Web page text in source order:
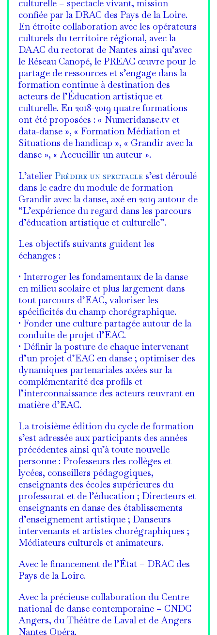
culturelle – spectacle vivant, mission
confiée par la DRAC des Pays de la Loire.
En étroite collaboration avec les opérateurs
culturels du territoire régional, avec la
DAAC du rectorat de Nantes ainsi qu’avec
le Réseau Canopé, le PREAC œuvre pour le
partage de ressources et s’engage dans la
formation continue à destination des
acteurs de l’Éducation artistique et
culturelle. En 2018-2019 quatre formations
ont été proposées : « Numeridanse.tv et
data-danse », « Formation Médiation et
Situations de handicap », « Grandir avec la
danse », « Accueillir un auteur ».
L’atelier Prédire un spectacle s’est déroulé
dans le cadre du module de formation
Grandir avec la danse, axé en 2019 autour de
“L’expérience du regard dans les parcours
d’éducation artistique et culturelle”.
Les objectifs suivants guident les
échanges :
• Interroger les fondamentaux de la danse
en milieu scolaire et plus largement dans
tout parcours d’EAC, valoriser les
spécificités du champ chorégraphique.
• Fonder une culture partagée autour de la
conduite de projet d’EAC.
• Définir la posture de chaque intervenant
d’un projet d’EAC en danse ; optimiser des
dynamiques partenariales axées sur la
complémentarité des profils et
l’interconnaissance des acteurs œuvrant en
matière d’EAC.
La troisième édition du cycle de formation
s’est adressée aux participants des années
précédentes ainsi qu’à toute nouvelle
personne : Professeurs des collèges et
lycées, conseillers pédagogiques,
enseignants des écoles supérieures du
professorat et de l’éducation ; Directeurs et
enseignants en danse des établissements
d’enseignement artistique ; Danseurs
intervenants et artistes chorégraphiques ;
Médiateurs culturels et animateurs.
Avec le financement de l’État – DRAC des
Pays de la Loire.
Avec la précieuse collaboration du Centre
national de danse contemporaine – CNDC
Angers, du Théâtre de Laval et de Angers
Nantes Opéra.